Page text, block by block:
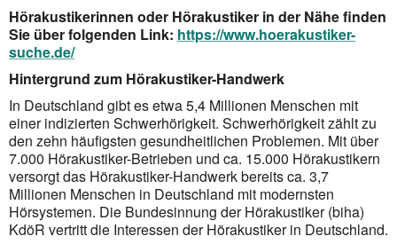
Hörakustikerinnen oder Hörakustiker in der Nähe finden
Sie über folgenden Link: https://www.hoerakustiker-
suche.de/
Hintergrund zum Hörakustiker-Handwerk
In Deutschland gibt es etwa 5,4 Millionen Menschen mit
einer indizierten Schwerhörigkeit. Schwerhörigkeit zählt zu
den zehn häufigsten gesundheitlichen Problemen. Mit über
7.000 Hörakustiker-Betrieben und ca. 15.000 Hörakustikern
versorgt das Hörakustiker-Handwerk bereits ca. 3,7
Millionen Menschen in Deutschland mit modernsten
Hörsystemen. Die Bundesinnung der Hörakustiker (biha)
KdöR vertritt die Interessen der Hörakustiker in Deutschland.